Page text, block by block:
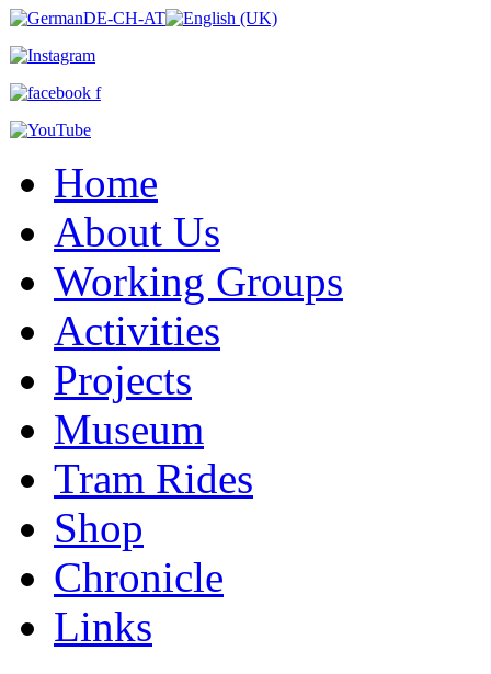
Home
About Us
Working Groups
Activities
Projects
Museum
Tram Rides
Shop
Chronicle
Links